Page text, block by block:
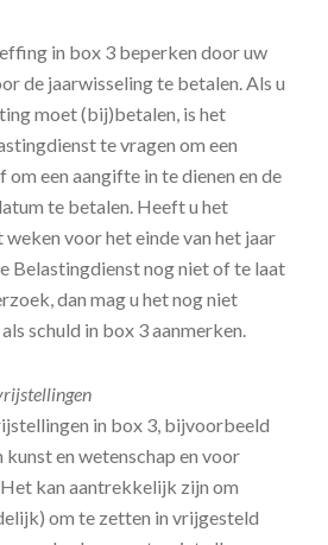
in box 3 beperken door uw
de jaarwisseling te betalen. Als u
moet (bij)betalen, is het
te vragen om een
een aangifte in te dienen en de
te betalen. Heeft u het
voor het einde van het jaar
Belastingdienst nog niet of te laat
dan mag u het nog niet
schuld in box 3 aanmerken.
in box 3, bijvoorbeeld
en wetenschap en voor
kan aantrekkelijk zijn om
om te zetten in vrijgesteld